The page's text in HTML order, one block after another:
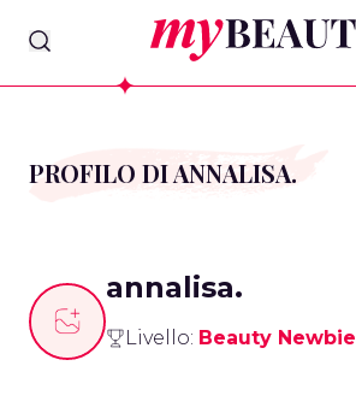
myBeauty
PROFILO DI ANNALISA.
annalisa.
Livello: Beauty Newbie